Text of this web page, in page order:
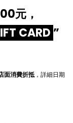
元，
CARD ”
面消費折抵 ，詳細日期